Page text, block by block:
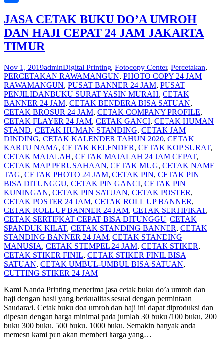
JASA CETAK BUKU DO’A UMROH
DAN HAJI CEPAT 24 JAM JAKARTA
TIMUR
Nov 1, 2019adminDigital Printing, Fotocopy Center, Percetakan,
PERCETAKAN RAWAMANGUN, PHOTO COPY 24 JAM
RAWAMANGUN, PUSAT BANNER 24 JAM, PUSAT
PENJILIDANBUKU SURAT YASIN MURAH, CETAK
BANNER 24 JAM, CETAK BENDERA BISA SATUAN,
CETAK BROSUR 24 JAM, CETAK COMPANY PROFILE,
CETAK FLAYER 24 JAM, CETAK GANCI, CETAK HUMAN
STAND, CETAK HUMAN STANDING, CETAK JAM
DINDING, CETAK KALENDER TAHUN 2020, CETAK
KARTU NAMA, CETAK KELENDER, CETAK KOP SURAT,
CETAK MAJALAH, CETAK MAJALAH 24 JAM CEPAT,
CETAK MAP PERUSAHAAN, CETAK MUG, CETAK NAME
TAG, CETAK PHOTO 24 JAM, CETAK PIN, CETAK PIN
BISA DITUNGGU, CETAK PIN GANCI, CETAK PIN
KUNINGAN, CETAK PIN SATUAN, CETAK POSTER,
CETAK POSTER 24 JAM, CETAK ROLL UP BANNER,
CETAK ROLL UP BANNER 24 JAM, CETAK SERTIFIKAT,
CETAK SERTIFKAT CEPAT BISA DITUNGGU, CETAK
SPANDUK KILAT, CETAK STANDING BANNER, CETAK
STANDING BANNER 24 JAM, CETAK STANDING
MANUSIA, CETAK STEMPEL 24 JAM, CETAK STIKER,
CETAK STIKER FINIL, CETAK STIKER FINIL BISA
SATUAN, CETAK UMBUL-UMBUL BISA SATUAN,
CUTTING STIKER 24 JAM
Kami Nanda Printing menerima jasa cetak buku do’a umroh dan
haji dengan hasil yang berkualitas sesuai dengan permintaan
Saudara/i. Cetak buku doa umroh dan haji ini dapat diproduksi dan
dipesan dengan harga minimal pada jumlah 30 buku /100 buku, 200
buku 300 buku. 500 buku. 1000 buku. Semakin banyak anda
memesn kami pun akan memberi harga yang…